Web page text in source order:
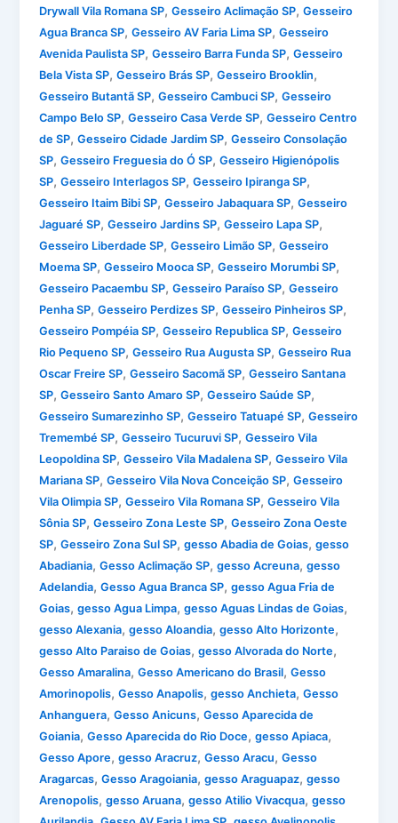
Drywall Vila Romana SP,Gesseiro Aclimação SP,Gesseiro
Agua Branca SP,Gesseiro AV Faria Lima SP,Gesseiro
Avenida Paulista SP,Gesseiro Barra Funda SP,Gesseiro
Bela Vista SP,Gesseiro Brás SP,Gesseiro Brooklin,
Gesseiro Butantã SP,Gesseiro Cambuci SP,Gesseiro
Campo Belo SP,Gesseiro Casa Verde SP,Gesseiro Centro
de SP,Gesseiro Cidade Jardim SP,Gesseiro Consolação
SP,Gesseiro Freguesia do Ó SP,Gesseiro Higienópolis
SP,Gesseiro Interlagos SP,Gesseiro Ipiranga SP,
Gesseiro Itaim Bibi SP,Gesseiro Jabaquara SP,Gesseiro
Jaguaré SP,Gesseiro Jardins SP,Gesseiro Lapa SP,
Gesseiro Liberdade SP,Gesseiro Limão SP,Gesseiro
Moema SP,Gesseiro Mooca SP,Gesseiro Morumbi SP,
Gesseiro Pacaembu SP,Gesseiro Paraíso SP,Gesseiro
Penha SP,Gesseiro Perdizes SP,Gesseiro Pinheiros SP,
Gesseiro Pompéia SP,Gesseiro Republica SP,Gesseiro
Rio Pequeno SP,Gesseiro Rua Augusta SP,Gesseiro Rua
Oscar Freire SP,Gesseiro Sacomã SP,Gesseiro Santana
SP,Gesseiro Santo Amaro SP,Gesseiro Saúde SP,
Gesseiro Sumarezinho SP,Gesseiro Tatuapé SP,Gesseiro
Tremembé SP,Gesseiro Tucuruvi SP,Gesseiro Vila
Leopoldina SP,Gesseiro Vila Madalena SP,Gesseiro Vila
Mariana SP,Gesseiro Vila Nova Conceição SP,Gesseiro
Vila Olimpia SP,Gesseiro Vila Romana SP,Gesseiro Vila
Sônia SP,Gesseiro Zona Leste SP,Gesseiro Zona Oeste
SP,Gesseiro Zona Sul SP,gesso Abadia de Goias,gesso
Abadiania,Gesso Aclimação SP,gesso Acreuna,gesso
Adelandia,Gesso Agua Branca SP,gesso Agua Fria de
Goias,gesso Agua Limpa,gesso Aguas Lindas de Goias,
gesso Alexania,gesso Aloandia,gesso Alto Horizonte,
gesso Alto Paraiso de Goias,gesso Alvorada do Norte,
Gesso Amaralina,Gesso Americano do Brasil,Gesso
Amorinopolis,Gesso Anapolis,gesso Anchieta,Gesso
Anhanguera,Gesso Anicuns,Gesso Aparecida de
Goiania,Gesso Aparecida do Rio Doce,gesso Apiaca,
Gesso Apore,gesso Aracruz,Gesso Aracu,Gesso
Aragarcas,Gesso Aragoiania,gesso Araguapaz,gesso
Arenopolis,gesso Aruana,gesso Atilio Vivacqua,gesso